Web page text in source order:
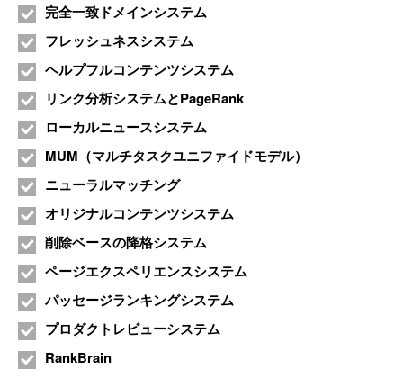
完全一致ドメインシステム
フレッシュネスシステム
ヘルプフルコンテンツシステム
リンク分析システムとPageRank
ローカルニュースシステム
MUM（マルチタスクユニファイドモデル）
ニューラルマッチング
オリジナルコンテンツシステム
削除ベースの降格システム
ページエクスペリエンスシステム
パッセージランキングシステム
プロダクトレビューシステム
RankBrain